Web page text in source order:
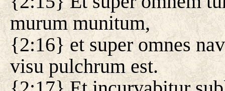
murum munitum,
{2:16} et super omnes
visu pulchrum est.